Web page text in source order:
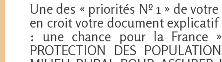
Une des « priorités Nº 1 » de
en croit votre document
: une chance pour la France
PROTECTION DES